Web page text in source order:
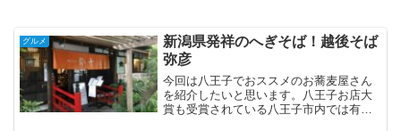
グルメ
新潟県発祥のへぎそば！越後そば
弥彦
今回は八王子でおススメのお蕎麦屋さん
を紹介したいと思います。八王子お店大
賞も受賞されている八王子市内では有名